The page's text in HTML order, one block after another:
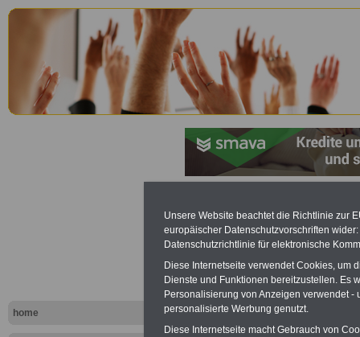
home
Schleswig-
Schl.-H.):
Unsere Website beachtet die Richtlinie zur
europäischer Datenschutzvorschriften
Datenschutzrichtlinie für elektronische
Diese Internetseite verwendet Cookies, um
Dienste und Funktionen bereitzustellen. Es
Personalisierung von Anzeigen verwendet
personalisierte Werbung genutzt.
Diese Internetseite macht Gebrauch von